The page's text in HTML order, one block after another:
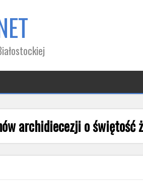
archidiecezji o świętość